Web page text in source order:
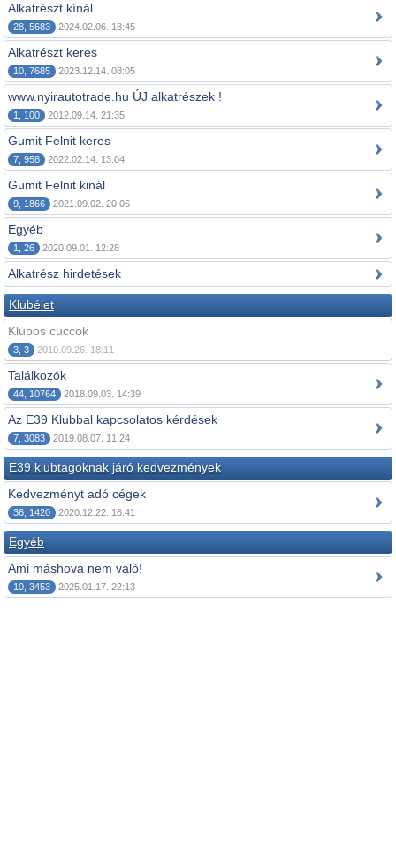
Alkatrészt kínál
28, 5683 2024.02.06. 18:45
Alkatrészt keres
10, 7685 2023.12.14. 08:05
www.nyirautotrade.hu ÚJ alkatrészek !
1, 100 2012.09.14. 21:35
Gumit Felnit keres
7, 958 2022.02.14. 13:04
Gumit Felnit kinál
9, 1866 2021.09.02. 20:06
Egyéb
1, 26 2020.09.01. 12:28
Alkatrész hirdetések
Klubélet
Klubos cuccok
3, 3 2010.09.26. 18:11
Találkozók
44, 10764 2018.09.03. 14:39
Az E39 Klubbal kapcsolatos kérdések
7, 3083 2019.08.07. 11:24
E39 klubtagoknak járó kedvezmények
Kedvezményt adó cégek
36, 1420 2020.12.22. 16:41
Egyéb
Ami máshova nem való!
10, 3453 2025.01.17. 22:13